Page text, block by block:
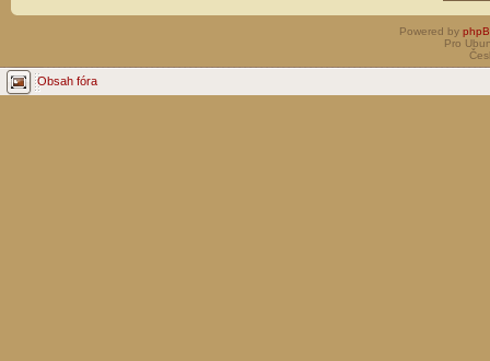
Powered by
Pro
Obsah fóra